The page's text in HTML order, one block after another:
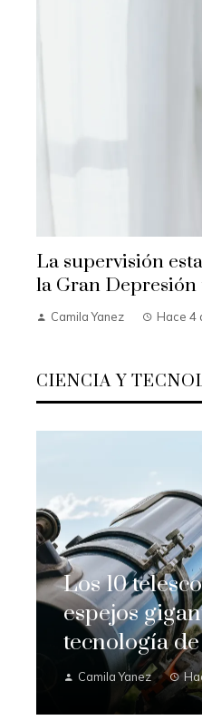
La supervisión
la Gran
Camila Yanez Hace 4
CIENCIA Y
Los 10
espejos
tecnología
Camila Yanez